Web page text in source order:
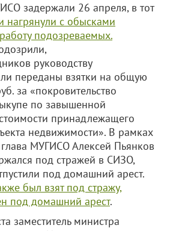
задержали 26 апреля, в тот
нагрянули с обысками
подозреваемых.
руководству
переданы взятки на общую
за «покровительство
по завышенной
принадлежащего
недвижимости». В рамках
МУГИСО Алексей Пьянков
под стражей в СИЗО,
под домашний арест.
был взят под стражу,
под домашний арест.
заместитель министра